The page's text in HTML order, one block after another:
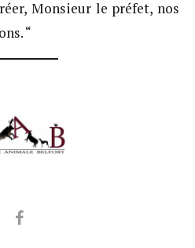
Monsieur le préfet, nos
“